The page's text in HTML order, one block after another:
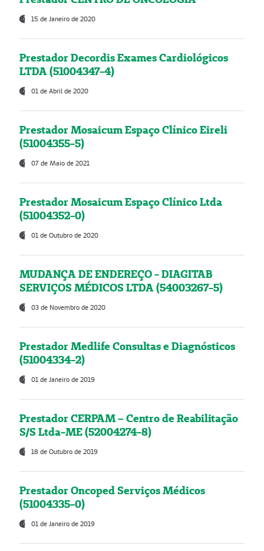
15 de Janeiro de 2020
Prestador Decordis Exames Cardiológicos
LTDA (51004347-4)
01 de Abril de 2020
Prestador Mosaicum Espaço Clínico Eireli
(51004355-5)
07 de Maio de 2021
Prestador Mosaicum Espaço Clínico Ltda
(51004352-0)
01 de Outubro de 2020
MUDANÇA DE ENDEREÇO - DIAGITAB
SERVIÇOS MÉDICOS LTDA (54003267-5)
03 de Novembro de 2020
Prestador Medlife Consultas e Diagnósticos
(51004334-2)
01 de Janeiro de 2019
Prestador CERPAM – Centro de Reabilitação
S/S Ltda-ME (52004274-8)
18 de Outubro de 2019
Prestador Oncoped Serviços Médicos
(51004335-0)
01 de Janeiro de 2019